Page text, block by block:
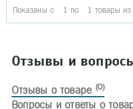
Показаны с 1 по 1 товары из
Отзывы и
Отзывы о товаре (0)
Вопросы и ответы о